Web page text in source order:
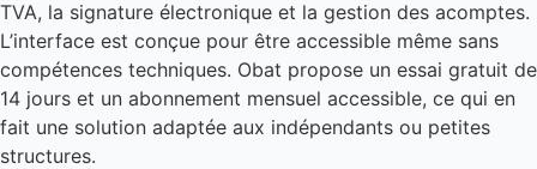
TVA, la signature électronique et la gestion des acomptes.
L’interface est conçue pour être accessible même sans
compétences techniques. Obat propose un essai gratuit de
14 jours et un abonnement mensuel accessible, ce qui en
fait une solution adaptée aux indépendants ou petites
structures.